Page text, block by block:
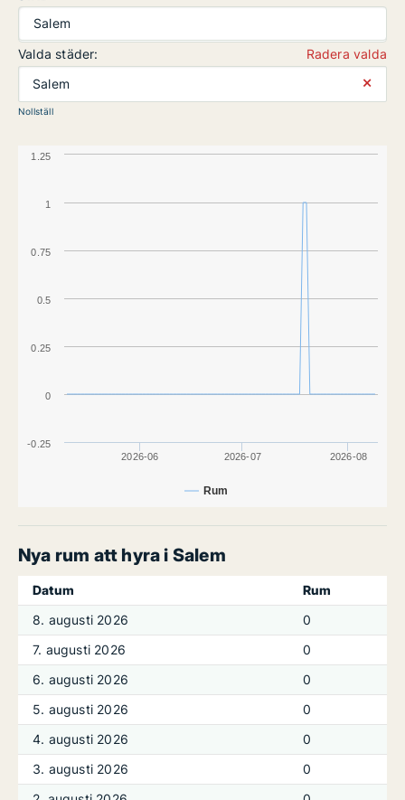
Salem
Valda städer:
Radera valda
Salem
⨯
Nollställ
Rum
2026-06 2026-07 2026-08
0
1
-0.25
0.25
0.5
0.75
1.25
Nya rum att hyra i Salem
Datum
Rum
8. augusti 2026
0
7. augusti 2026
0
6. augusti 2026
0
5. augusti 2026
0
4. augusti 2026
0
3. augusti 2026
0